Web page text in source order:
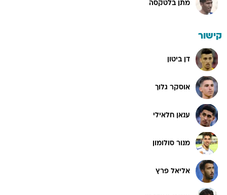
מתן בלטקסה
קישור
דן ביטון
אוסקר גלוך
ענאן חלאילי
מנור סולומון
אליאל פרץ